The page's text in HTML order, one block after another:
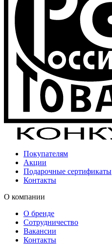
Покупателям
Акции
Подарочные сертификаты
Контакты
О компании
О бренде
Сотрудничество
Вакансии
Контакты